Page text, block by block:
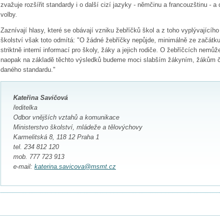
zvažuje rozšířit standardy i o další cizí jazyky - němčinu a francouzštinu - a
volby.
Zaznívají hlasy, které se obávají vzniku žebříčků škol a z toho
školství však toto odmítá: "O žádné žebříčky nepůjde, minimálně ze
striktně interní informací pro školy, žáky a jejich rodiče. O žebříčcích
naopak na základě těchto výsledků budeme moci slabším žákyním, žákům
daného standardu."
Kateřina Savičová
ředitelka
Odbor vnějších vztahů a komunikace
Ministerstvo školství, mládeže a tělovýchovy
Karmelitská 8, 118 12 Praha 1
tel. 234 812 120
mob. 777 723 913
e-mail:katerina.savicova@msmt.cz